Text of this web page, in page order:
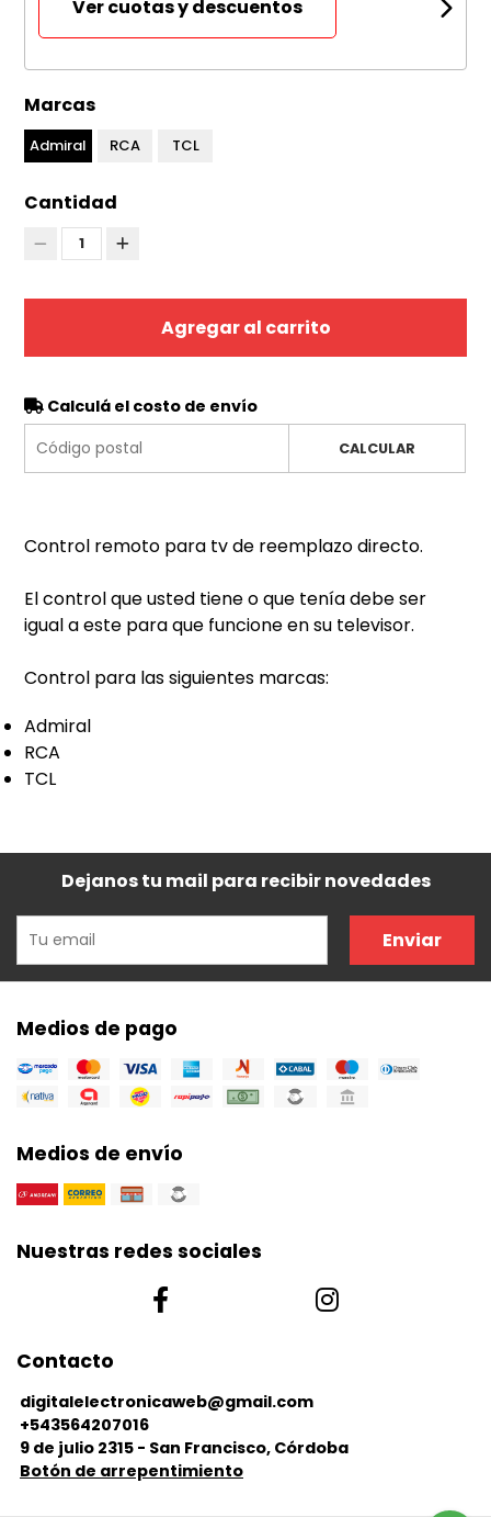
Ver cuotas y descuentos
Marcas
Admiral RCA TCL
Cantidad
1
Agregar al carrito
Calculá el costo de envío
CALCULAR
Control remoto para tv de reemplazo directo.
El control que usted tiene o que tenía debe ser
igual a este para que funcione en su televisor.
Control para las siguientes marcas:
Admiral
RCA
TCL
Dejanos tu mail para recibir novedades
Enviar
Medios de pago
Medios de envío
Nuestras redes sociales
Contacto
digitalelectronicaweb@gmail.com
+543564207016
9 de julio 2315 - San Francisco, Córdoba
Botón de arrepentimiento